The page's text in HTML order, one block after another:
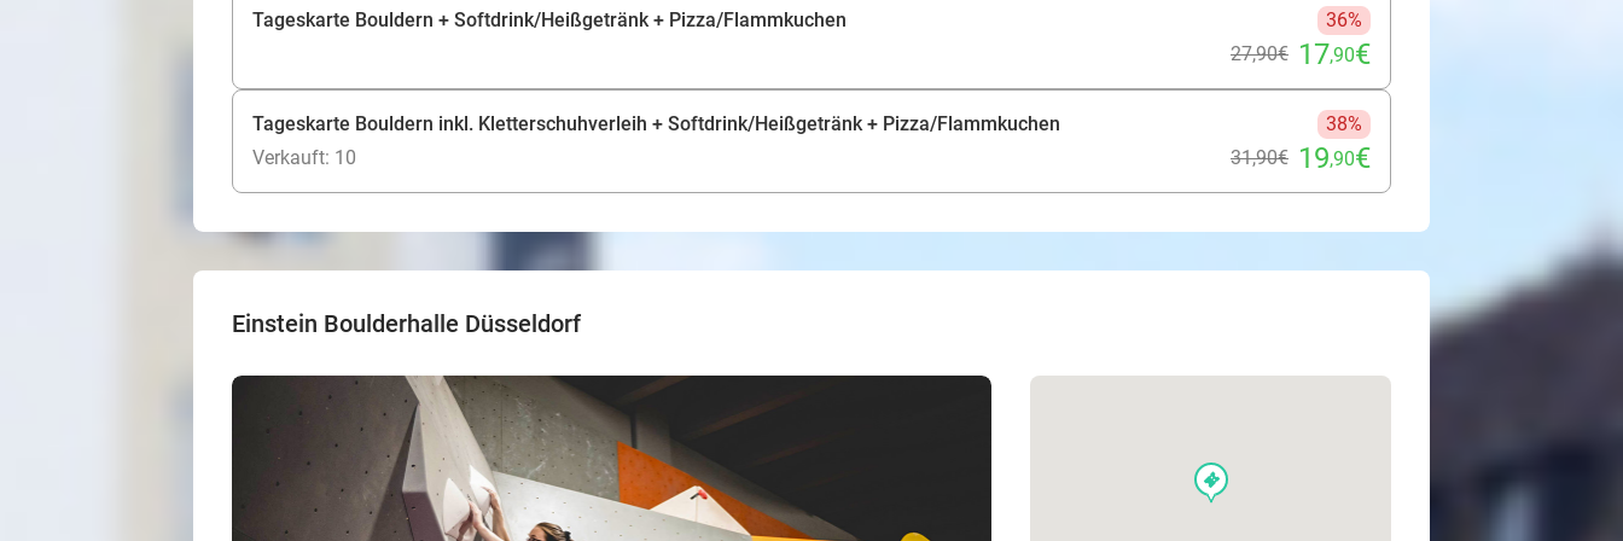
Tageskarte Bouldern + Softdrink/Heißgetränk + Pizza/Flammkuchen
36%
27,90€ 17,90€
Tageskarte Bouldern inkl. Kletterschuhverleih + Softdrink/Heißgetränk + Pizza/Flammkuchen
38%
Verkauft: 10
31,90€ 19,90€
Einstein Boulderhalle Düsseldorf
events